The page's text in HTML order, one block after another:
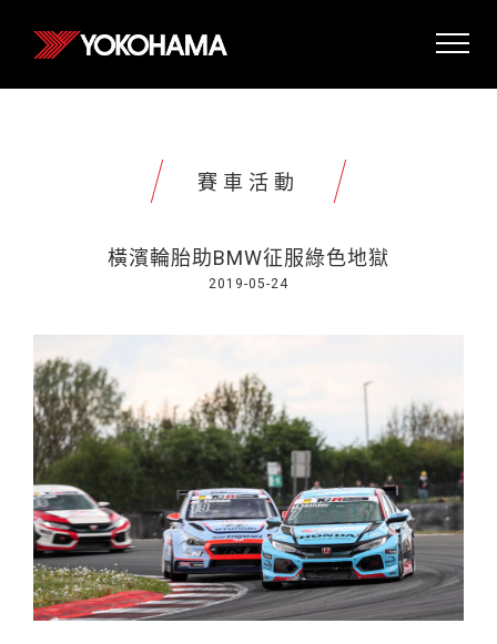
賽車活動
橫濱輪胎助BMW征服綠色地獄
2019-05-24